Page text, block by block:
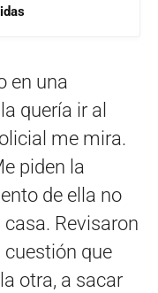
en una
quería ir al
me mira.
piden la
de ella no
casa. Revisaron
cuestión que
otra, a sacar